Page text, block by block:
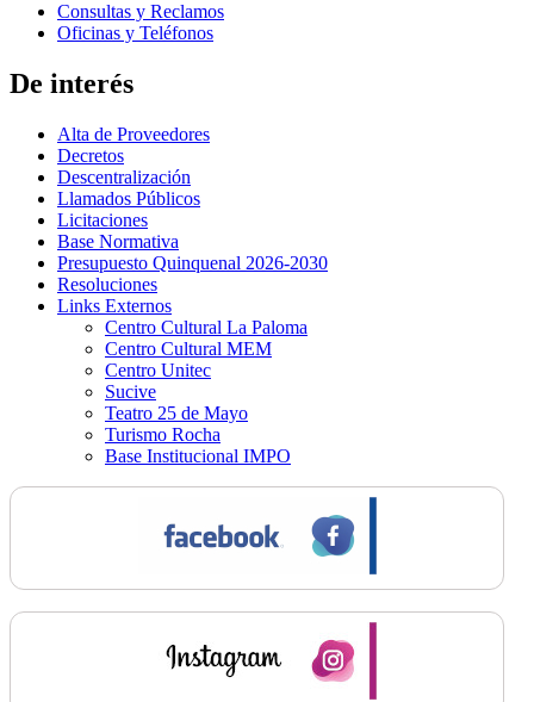
Consultas y Reclamos
Oficinas y Teléfonos
De interés
Alta de Proveedores
Decretos
Descentralización
Llamados Públicos
Licitaciones
Base Normativa
Presupuesto Quinquenal 2026-2030
Resoluciones
Links Externos
Centro Cultural La Paloma
Centro Cultural MEM
Centro Unitec
Sucive
Teatro 25 de Mayo
Turismo Rocha
Base Institucional IMPO